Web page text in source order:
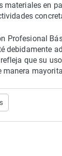
materiales en
Profesional
debidamente
que su